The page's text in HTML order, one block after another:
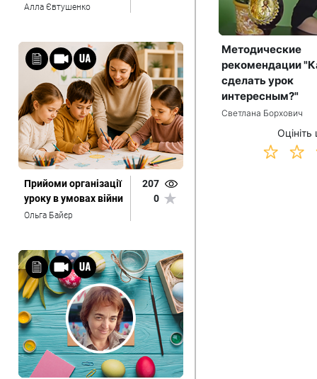
Алла Євтушенко
Прийоми організації
уроку в умовах війни
Ольга Байєр
207
0
Методические
рекомендации
сделать урок
интересным?"
Светлана Борхович
Оцініть